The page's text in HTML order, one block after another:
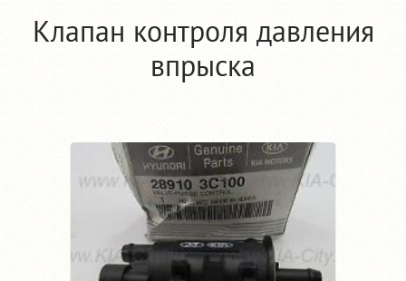
Клапан контроля давления
впрыска